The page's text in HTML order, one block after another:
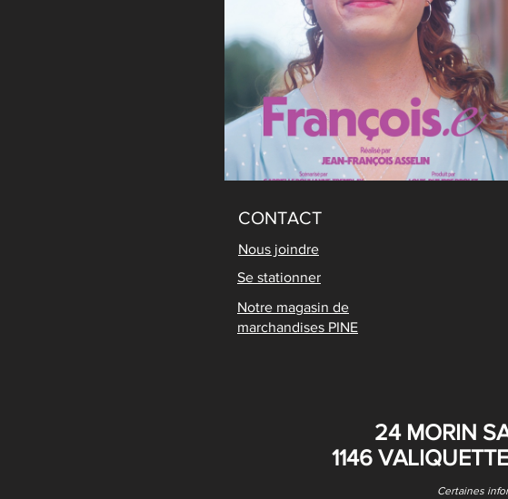
CONTACT
Nous joindre
Se stationner
Notre magasin de
marchandises PINE
24 MORIN
1146
Certaines